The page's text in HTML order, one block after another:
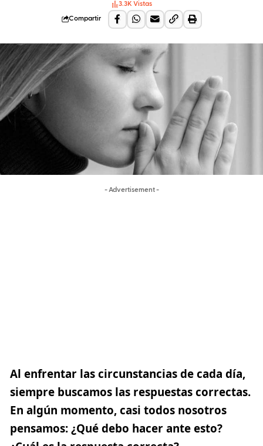
3.3K Vistas
Compartir
- Advertisement -
Al enfrentar las circunstancias de cada día,
siempre buscamos las respuestas correctas.
En algún momento, casi todos nosotros
pensamos: ¿Qué debo hacer ante esto?